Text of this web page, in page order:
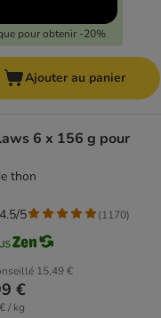
pour obtenir -20%
Ajouter au panier
6 x 156 g pour
thon
15,49 €
€
/ kg
5 (1170)